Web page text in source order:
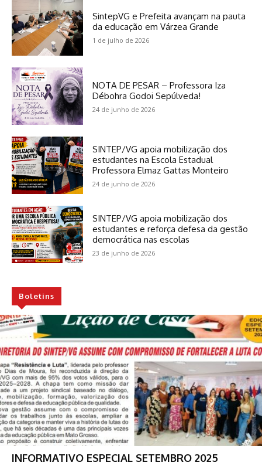
SintepVG e Prefeita avançam na pauta
da educação em Várzea Grande
1 de julho de 2026
NOTA DE PESAR – Professora Iza
Débohra Godoi Sepúlveda!
24 de junho de 2026
SINTEP/VG apoia mobilização dos
estudantes na Escola Estadual
Professora Elmaz Gattas Monteiro
24 de junho de 2026
SINTEP/VG apoia mobilização dos
estudantes e reforça defesa da gestão
democrática nas escolas
23 de junho de 2026
Boletins
INFORMATIVO ESPECIAL SETEMBRO 2025